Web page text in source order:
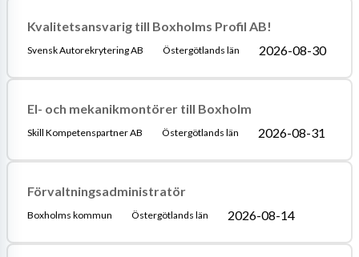
Kvalitetsansvarig till Boxholms Profil AB!
Svensk Autorekrytering AB Östergötlands län 2026-08-30
El- och mekanikmontörer till Boxholm
Skill Kompetenspartner AB Östergötlands län 2026-08-31
Förvaltningsadministratör
Boxholms kommun Östergötlands län 2026-08-14